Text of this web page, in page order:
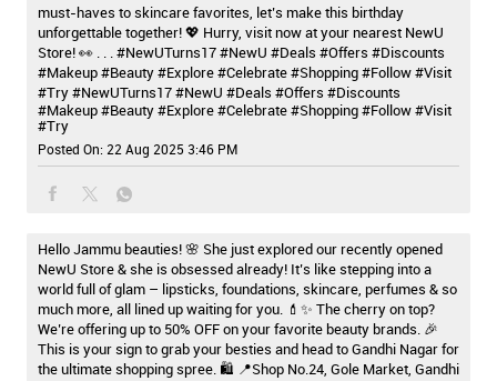
must-haves to skincare favorites, let’s make this birthday
unforgettable together! 💖 Hurry, visit now at your nearest NewU
Store! 👀 . . . #NewUTurns17 #NewU #Deals #Offers #Discounts
#Makeup #Beauty #Explore #Celebrate #Shopping #Follow #Visit
#Try#NewUTurns17#NewU #Deals #Offers #Discounts
#Makeup#Beauty#Explore#Celebrate#Shopping#Follow#Visit
#Try
Posted On: 22 Aug 2025 3:46 PM
Hello Jammu beauties! 🌸 She just explored our recently opened
NewU Store & she is obsessed already! It’s like stepping into a
world full of glam – lipsticks, foundations, skincare, perfumes & so
much more, all lined up waiting for you. 💄✨ The cherry on top?
We’re offering up to 50% OFF on your favorite beauty brands. 🎉
This is your sign to grab your besties and head to Gandhi Nagar for
the ultimate shopping spree. 🛍️ 📍Shop No.24, Gole Market, Gandhi